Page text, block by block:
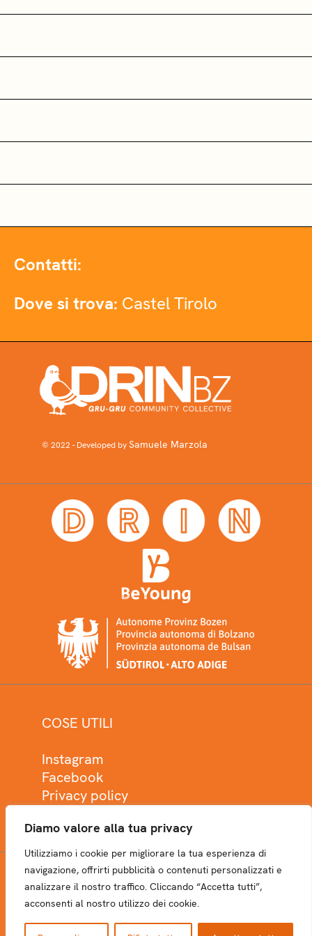
Diamo valore alla tua privacy
Utilizziamo i cookie per migliorare la tua esperienza di
navigazione, offrirti pubblicità o contenuti personalizzati e
analizzare il nostro traffico. Cliccando “Accetta tutti”,
acconsenti al nostro utilizzo dei cookie.
Contatti:
Dove si trova: Castel Tirolo
© 2022 - Developed bySamuele Marzola
COSE UTILI
Instagram
Facebook
Privacy policy
NEWSLETTER